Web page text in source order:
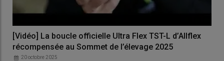
[Vidéo] La boucle officielle Ultra Flex TST-L d’Allflex
récompensée au Sommet de l’élevage 2025
20 octobre 2025